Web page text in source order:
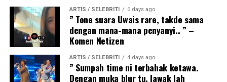
ARTIS / SELEBRITI 6 days ago
” Tone suara Uwais rare, takde sama
dengan mana-mana penyanyi.. ” –
Komen Netizen
ARTIS / SELEBRITI 4 days ago
” Sumpah time ni terbahak ketawa.
Dengan muka blur tu, lawak lah